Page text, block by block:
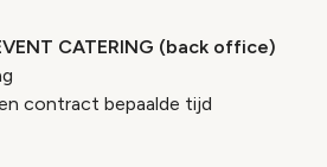
CATERING (back office)
contract bepaalde tijd